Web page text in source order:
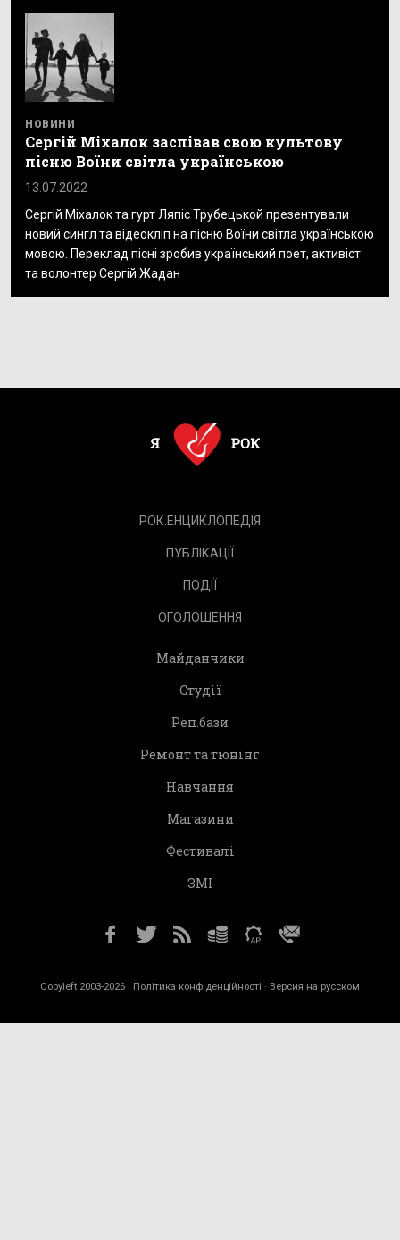
НОВИНИ
Сергій Міхалок заспівав свою культову
пісню Воїни світла українською
13.07.2022
Сергій Міхалок та гурт Ляпіс Трубецькой презентували
новий сингл та відеокліп на пісню Воїни світла українською
мовою. Переклад пісні зробив український поет, активіст
та волонтер Сергій Жадан
РОК.ЕНЦИКЛОПЕДІЯ
ПУБЛІКАЦІЇ
ПОДІЇ
ОГОЛОШЕННЯ
Майданчики
Студії
Реп.бази
Ремонт та тюнінг
Навчання
Магазини
Фестивалі
ЗМІ
Copyleft 2003-2026 · Політика конфіденційності · Версия на русском